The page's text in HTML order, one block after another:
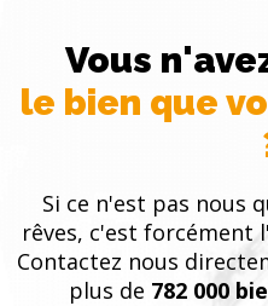
Vous
le bien que
Si ce n'est pas nous
rêves, c'est forcément l'
Contactez nous
plus de 782 000